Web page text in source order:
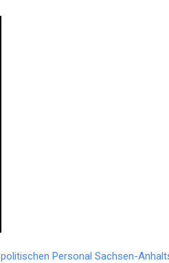
politischen Personal Sachsen-